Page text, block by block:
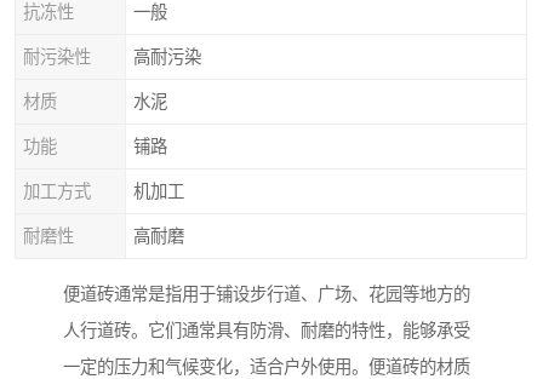
抗冻性 一般
耐污染性 高耐污染
材质 水泥
功能 铺路
加工方式 机加工
耐磨性 高耐磨
便道砖通常是指用于铺设步行道、广场、花园等地方的
人行道砖。它们通常具有防滑、耐磨的特性，能够承受
一定的压力和气候变化，适合户外使用。便道砖的材质